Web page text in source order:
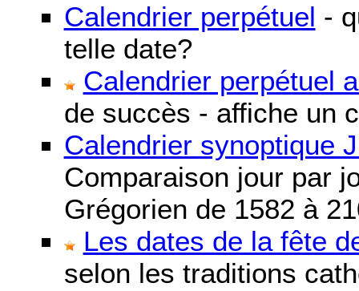
Calendrier perpétuel -
telle date?
Calendrier perpétuel
de succès - affiche un
Calendrier synoptique
Comparaison jour par
Grégorien de 1582 à
Les dates de la fête
selon les traditions